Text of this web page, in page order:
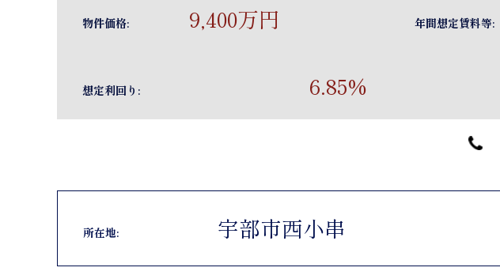
物件価格: 9,400万円 年間想定賃料等:
想定利回り: 6.85%
所在地: 宇部市西小串